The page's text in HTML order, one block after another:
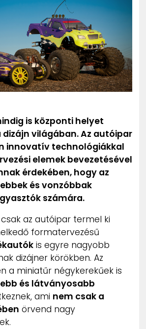
ZENE
MÉDIAAJÁNLAT
IMPRESSZUM
PR-ARCHÍVUM
ADATKEZELÉSI TÁJÉKOZTATÓ
is központi helyet
világában. Az autóipar
innovatív technológiákkal
elemek bevezetésével
érdekében, hogy az
és vonzóbbak
számára.
az autóipar termel ki
formatervezésű
is egyre nagyobb
dizájner körökben. Az
a miniatűr négykerekűek is
és látványosabb
ami nem csak a
örvend nagy